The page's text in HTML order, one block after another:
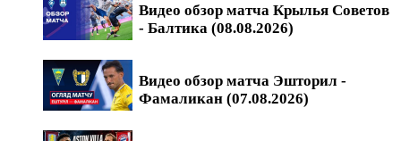
Видео обзор матча Крылья Советов
- Балтика (08.08.2026)
Видео обзор матча Эшторил -
Фамаликан (07.08.2026)